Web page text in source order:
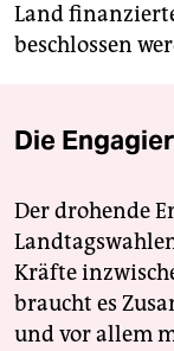
Land
beschlossen
Die
Der drohende
Kräfte
braucht es
und vor allem